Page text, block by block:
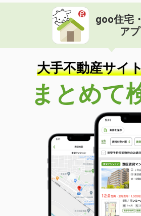
goo住宅
ア
大手不動産サイ
まとめて